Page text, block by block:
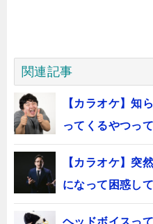
関連記事
【カラオケ】知
ってくるやつっ
【カラオケ】突
になって困惑し
ヘッドボイスっ